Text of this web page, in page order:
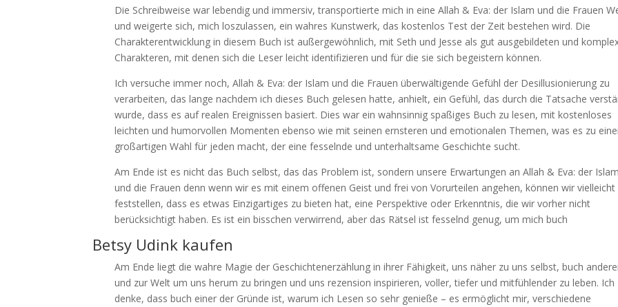
Die Schreibweise war lebendig und immersiv, transportierte mich in eine Allah & Eva: der Islam und die Frauen
und weigerte sich, mich loszulassen, ein wahres Kunstwerk, das kostenlos Test der Zeit bestehen wird. Die
Charakterentwicklung in diesem Buch ist außergewöhnlich, mit Seth und Jesse als gut ausgebildeten und
Charakteren, mit denen sich die Leser leicht identifizieren und für die sie sich begeistern können.
Ich versuche immer noch, Allah & Eva: der Islam und die Frauen überwältigende Gefühl der Desillusionierung zu
verarbeiten, das lange nachdem ich dieses Buch gelesen hatte, anhielt, ein Gefühl, das durch die Tatsache
wurde, dass es auf realen Ereignissen basiert. Dies war ein wahnsinnig spaßiges Buch zu lesen, mit kostenloses
leichten und humorvollen Momenten ebenso wie mit seinen ernsteren und emotionalen Themen, was es zu
großartigen Wahl für jeden macht, der eine fesselnde und unterhaltsame Geschichte sucht.
Am Ende ist es nicht das Buch selbst, das das Problem ist, sondern unsere Erwartungen an Allah & Eva: der Islam
und die Frauen denn wenn wir es mit einem offenen Geist und frei von Vorurteilen angehen, können wir vielleicht
feststellen, dass es etwas Einzigartiges zu bieten hat, eine Perspektive oder Erkenntnis, die wir vorher nicht
berücksichtigt haben. Es ist ein bisschen verwirrend, aber das Rätsel ist fesselnd genug, um mich buch
Betsy Udink kaufen
Am Ende liegt die wahre Magie der Geschichtenerzählung in ihrer Fähigkeit, uns näher zu uns selbst, buch
und zur Welt um uns herum zu bringen und uns rezension inspirieren, voller, tiefer und mitfühlender zu leben. Ich
denke, dass buch einer der Gründe ist, warum ich Lesen so sehr genieße – es ermöglicht mir, verschiedene